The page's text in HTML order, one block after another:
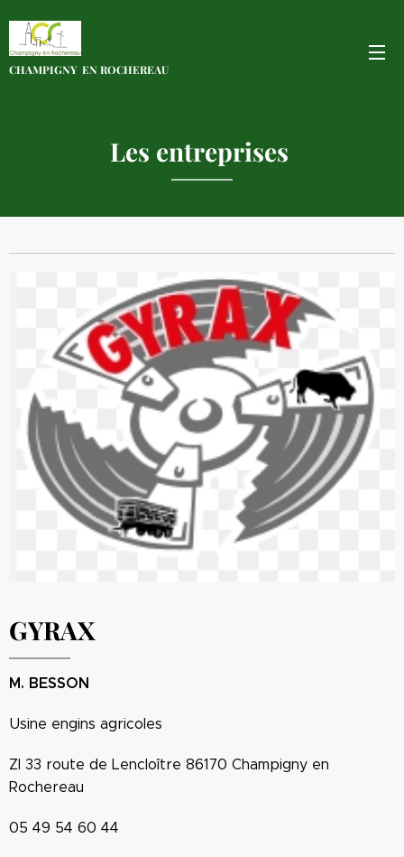
CHAMPIGNY EN ROCHEREAU
Les entreprises
GYRAX
M. BESSON
Usine engins agricoles
ZI 33 route de Lencloître 86170 Champigny en
Rochereau
05 49 54 60 44